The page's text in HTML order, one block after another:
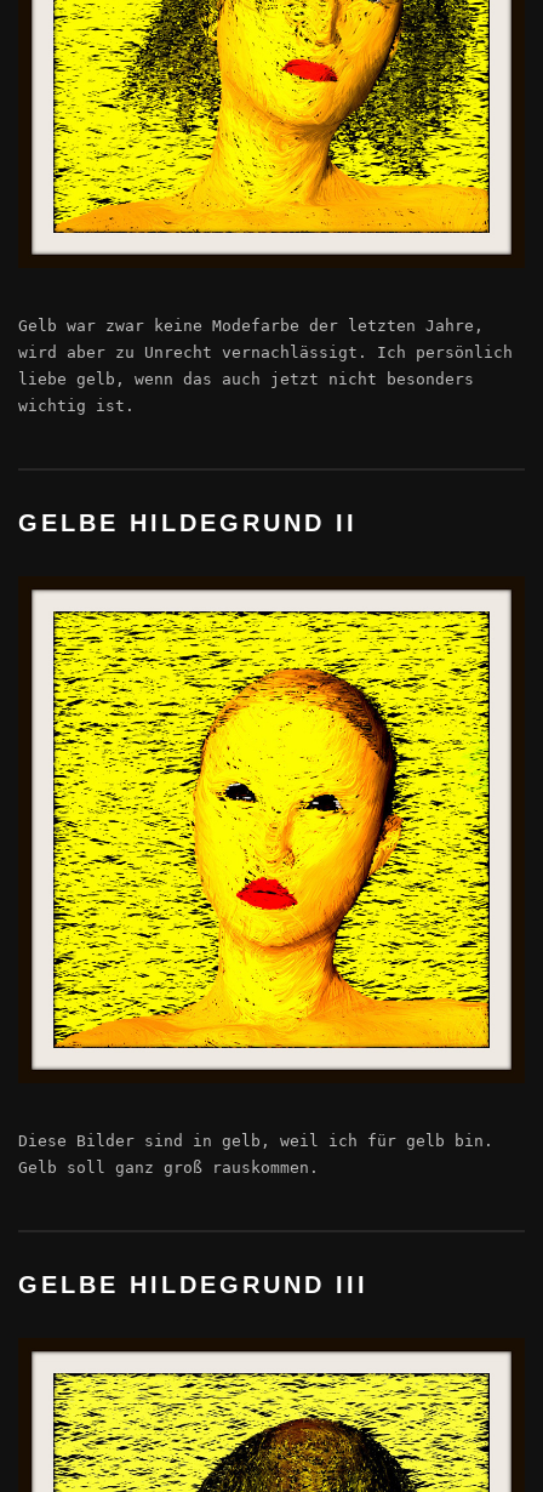
Gelb war zwar keine Modefarbe der letzten Jahre,
wird aber zu Unrecht vernachlässigt. Ich persönlich
liebe gelb, wenn das auch jetzt nicht besonders
wichtig ist.
GELBE HILDEGRUND II
Diese Bilder sind in gelb, weil ich für gelb bin.
Gelb soll ganz groß rauskommen.
GELBE HILDEGRUND III